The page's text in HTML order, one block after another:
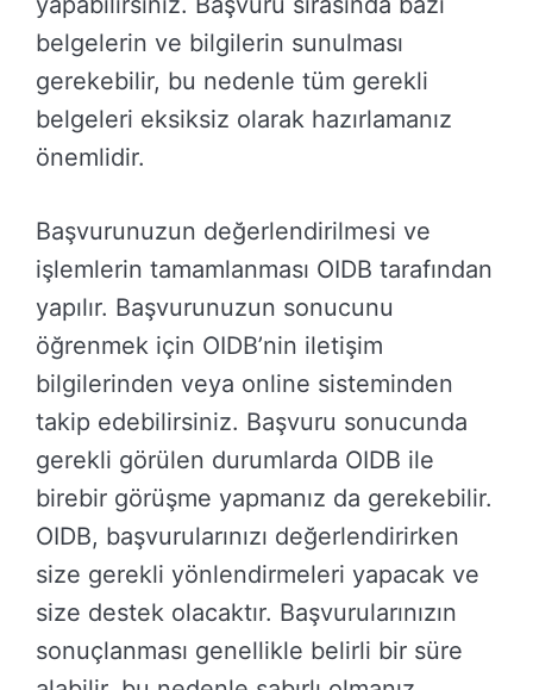
belgelerin ve bilgilerin sunulması
gerekebilir, bu nedenle tüm gerekli
belgeleri eksiksiz olarak hazırlamanız
önemlidir.
Başvurunuzun değerlendirilmesi ve
işlemlerin tamamlanması OIDB tarafından
yapılır. Başvurunuzun sonucunu
öğrenmek için OIDB’nin iletişim
bilgilerinden veya online sisteminden
takip edebilirsiniz. Başvuru sonucunda
gerekli görülen durumlarda OIDB ile
birebir görüşme yapmanız da gerekebilir.
OIDB, başvurularınızı değerlendirirken
size gerekli yönlendirmeleri yapacak ve
size destek olacaktır. Başvurularınızın
sonuçlanması genellikle belirli bir süre